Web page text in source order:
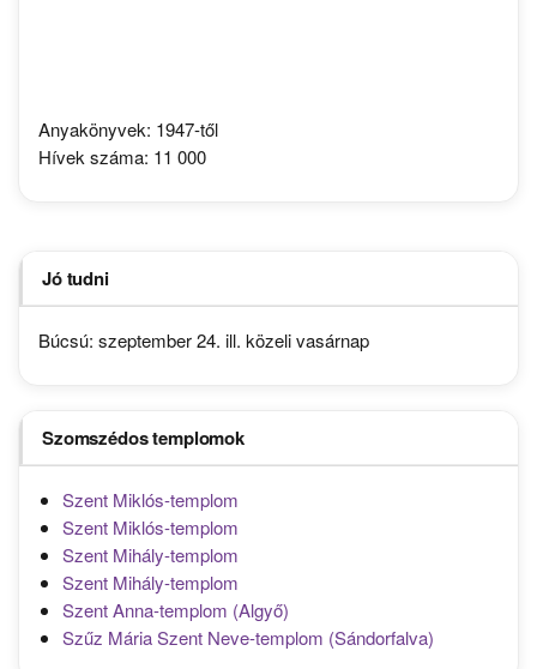
Anyakönyvek: 1947-től
Hívek száma: 11 000
Jó tudni
Búcsú: szeptember 24. ill. közeli vasárnap
Szomszédos templomok
Szent Miklós-templom
Szent Miklós-templom
Szent Mihály-templom
Szent Mihály-templom
Szent Anna-templom (Algyő)
Szűz Mária Szent Neve-templom (Sándorfalva)